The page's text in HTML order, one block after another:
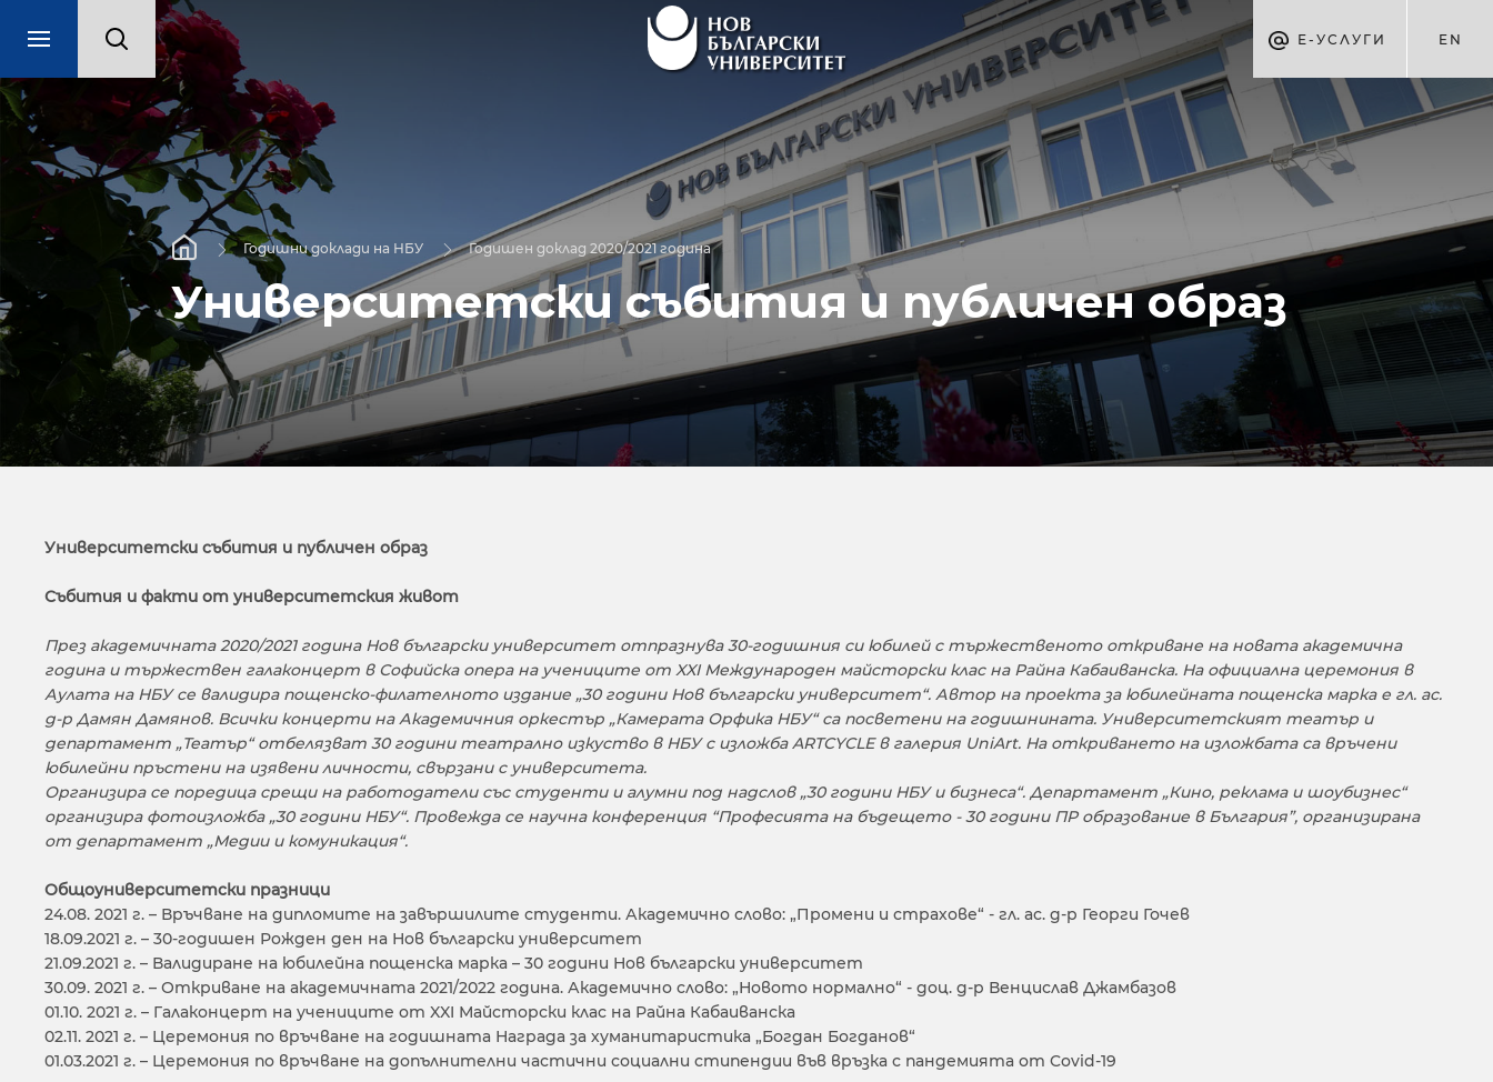
Е-УСЛУГИ EN
Годишни доклади на НБУ Годишен доклад 2020/2021 година
Университетски събития и публичен образ
Университетски събития и публичен образ
Събития и факти от университетския живот
През академичната 2020/2021 година Нов български университет отпразнува 30-годишния си юбилей с тържественото откриване на новата академична
година и тържествен галаконцерт в Софийска опера на учениците от XXI Международен майсторски клас на Райна Кабаиванска. На официална церемония в
Аулата на НБУ се валидира пощенско-филателното издание „30 години Нов български университет“. Автор на проекта за юбилейната пощенска марка е гл. ас.
д-р Дамян Дамянов. Всички концерти на Академичния оркестър „Камерата Орфика НБУ“ са посветени на годишнината. Университетският театър и
департамент „Театър“ отбелязват 30 години театрално изкуство в НБУ с изложба ARTCYCLE в галерия UniArt. На откриването на изложбата са връчени
юбилейни пръстени на изявени личности, свързани с университета.
Организира се поредица срещи на работодатели със студенти и алумни под надслов „30 години НБУ и бизнеса“. Департамент „Кино, реклама и шоубизнес“
организира фотоизложба „30 години НБУ“. Провежда се научна конференция “Професията на бъдещето - 30 години ПР образование в България”, организирана
от департамент „Медии и комуникация“.
Общоуниверситетски празници
24.08. 2021 г. – Връчване на дипломите на завършилите студенти. Академично слово: „Промени и страхове“ - гл. ас. д-р Георги Гочев
18.09.2021 г. – 30-годишен Рожден ден на Нов български университет
21.09.2021 г. – Валидиране на юбилейна пощенска марка – 30 години Нов български университет
30.09. 2021 г. – Откриване на академичната 2021/2022 година. Академично слово: „Новото нормално“ - доц. д-р Венцислав Джамбазов
01.10. 2021 г. – Галаконцерт на учениците от XXI Майсторски клас на Райна Кабаиванска
02.11. 2021 г. – Церемония по връчване на годишната Награда за хуманитаристика „Богдан Богданов“
01.03.2021 г. – Церемония по връчване на допълнителни частични социални стипендии във връзка с пандемията от Covid-19